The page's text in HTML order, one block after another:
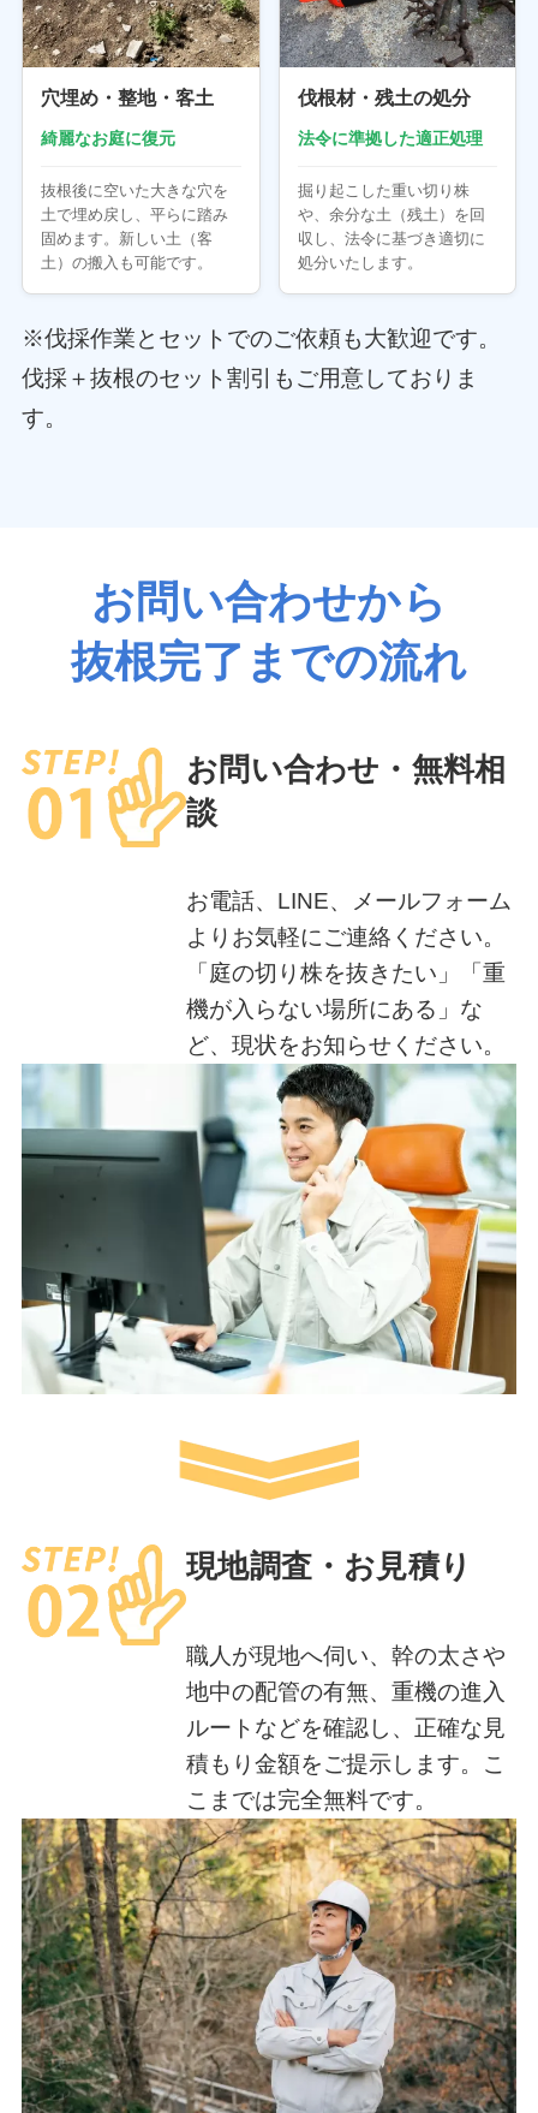
穴埋め・整地・客土
綺麗なお庭に復元
抜根後に空いた大きな穴を
土で埋め戻し、平らに踏み
固めます。新しい土（客
土）の搬入も可能です。
伐根材・残土の処分
法令に準拠した適正処理
掘り起こした重い切り株
や、余分な土（残土）を回
収し、法令に基づき適切に
処分いたします。
※伐採作業とセットでのご依頼も大歓迎です。
伐採＋抜根のセット割引もご用意しておりま
す。
お問い合わせから
抜根完了までの流れ
お問い合わせ・無料相
談
お電話、LINE、メールフォーム
よりお気軽にご連絡ください。
「庭の切り株を抜きたい」「重
機が入らない場所にある」な
ど、現状をお知らせください。
現地調査・お見積り
職人が現地へ伺い、幹の太さや
地中の配管の有無、重機の進入
ルートなどを確認し、正確な見
積もり金額をご提示します。こ
こまでは完全無料です。